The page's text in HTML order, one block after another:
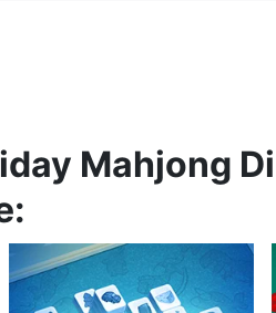
Mahjong